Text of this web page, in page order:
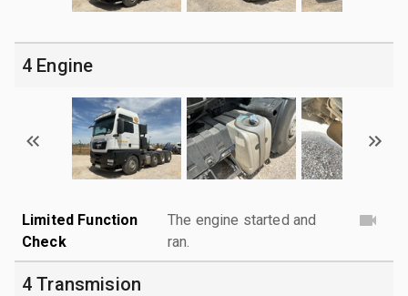
4 Engine
Limited Function
Check
The engine started and
ran.
4 Transmision